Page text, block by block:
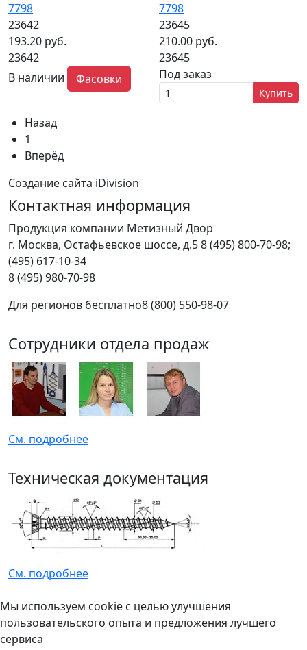
7798
23642
193.20 руб.
23642
В наличии
Фасовки
7798
23645
210.00 руб.
23645
Под заказ
Купить
Назад
1
Вперёд
Создание сайта iDivision
Контактная информация
Продукция компании Метизный Двор
г. Москва, Остафьевское шоссе, д.58 (495) 800-70-98;
(495) 617-10-34
8 (495) 980-70-98
Для регионов бесплатно8 (800) 550-98-07
Сотрудники отдела продаж
См. подробнее
Техническая документация
См. подробнее
Мы используем cookie с целью улучшения
пользовательского опыта и предложения лучшего
сервиса